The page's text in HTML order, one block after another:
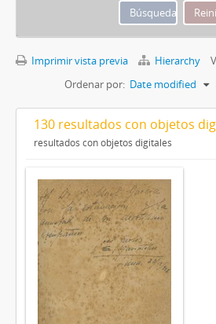
Imprimir vista previa Hierarchy
Ordenar por: Date modified
130 resultados con objetos
resultados con objetos digitales